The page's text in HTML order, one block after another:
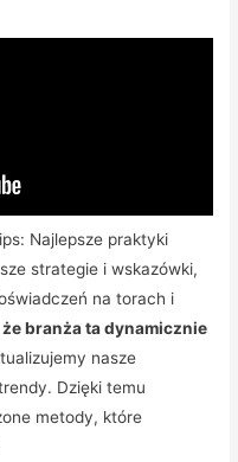
Najlepsze praktyki
strategie i wskazówki,
na torach i
branża ta dynamicznie
nasze
Dzięki temu
metody, które